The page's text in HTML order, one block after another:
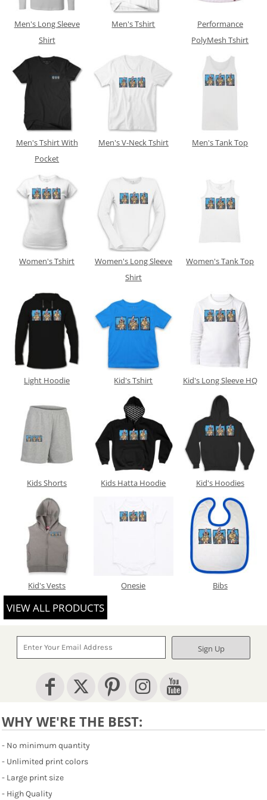
Men's Long Sleeve
Shirt
Men's Tshirt
Performance
PolyMesh Tshirt
Men's Tshirt With
Pocket
Men's V-Neck Tshirt Men's Tank Top
Women's Tshirt
Women's Long Sleeve
Shirt
Women's Tank Top
Light Hoodie Kid's Tshirt Kid's Long Sleeve HQ
Kids Shorts Kids Hatta Hoodie Kid's Hoodies
Kid's Vests Onesie Bibs
VIEW ALL PRODUCTS
Sign Up
WHY WE'RE THE BEST:
- No minimum quantity
- Unlimited print colors
- Large print size
- High Quality